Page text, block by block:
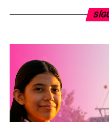
Octavio Ocampo explicó
tener un impacto directo
región. El diputado
naturales de relevancia
de la Biosfera de la
y cuerpos de agua entre
de Pátzcuaro, Zirahuén y